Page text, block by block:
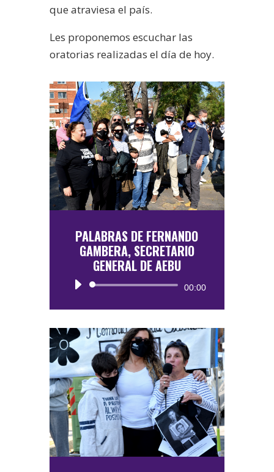
que atraviesa el país.
Les proponemos escuchar las
oratorias realizadas el día de hoy.
PALABRAS DE FERNANDO
GAMBERA, SECRETARIO
GENERAL DE AEBU
Reproductor
00:00